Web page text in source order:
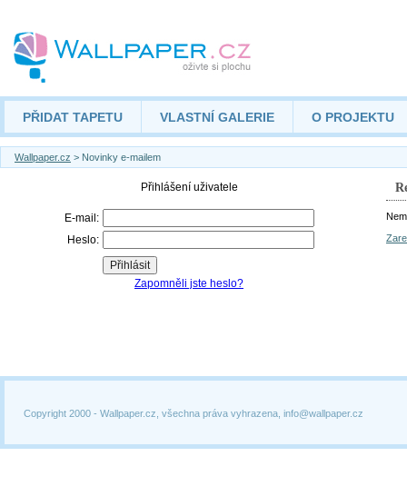
PŘIDAT TAPETU VLASTNÍ GALERIE O PROJEKTU
Wallpaper.cz > Novinky e-mailem
Copyright 2000 - Wallpaper.cz, všechna práva vyhrazena, info@wallpaper.cz